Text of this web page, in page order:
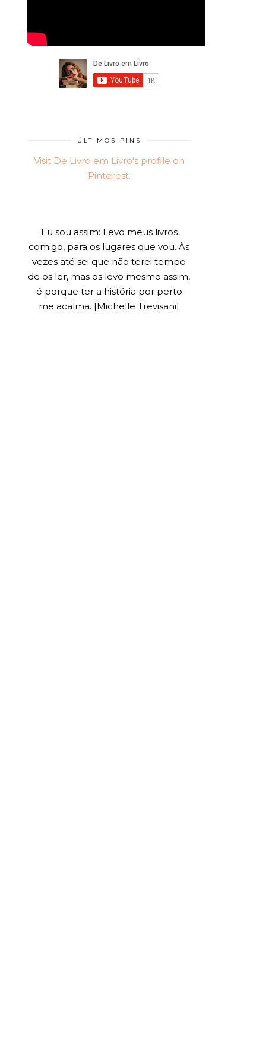
ÚLTIMOS PINS
Visit De Livro em Livro's profile on
Pinterest.
Eu sou assim: Levo meus livros
comigo, para os lugares que vou. Às
vezes até sei que não terei tempo
de os ler, mas os levo mesmo assim,
é porque ter a história por perto
me acalma. [Michelle Trevisani]